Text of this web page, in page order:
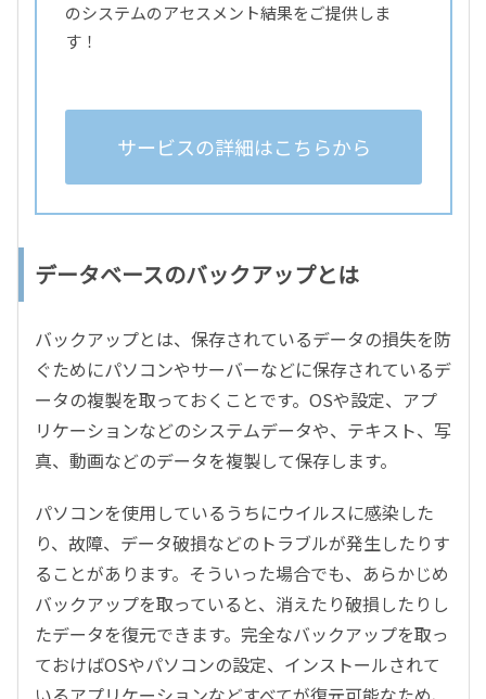
のシステムのアセスメント結果をご提供しま
す！
サービスの詳細はこちらから
データベースのバックアップとは
バックアップとは、保存されているデータの損失を防
ぐためにパソコンやサーバーなどに保存されているデ
ータの複製を取っておくことです。OSや設定、アプ
リケーションなどのシステムデータや、テキスト、写
真、動画などのデータを複製して保存します。
パソコンを使用しているうちにウイルスに感染した
り、故障、データ破損などのトラブルが発生したりす
ることがあります。そういった場合でも、あらかじめ
バックアップを取っていると、消えたり破損したりし
たデータを復元できます。完全なバックアップを取っ
ておけばOSやパソコンの設定、インストールされて